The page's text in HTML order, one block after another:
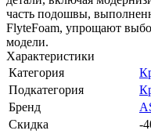
часть подошвы,
FlyteFoam, упрощают
модели.
Характеристики
Категория
Подкатегория
Бренд
Скидка
-